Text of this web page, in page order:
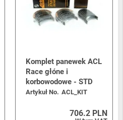
Komplet panewek ACL
Race głóne i
korbowodowe - STD
Artykuł No. ACL_KIT
706.2 PLN